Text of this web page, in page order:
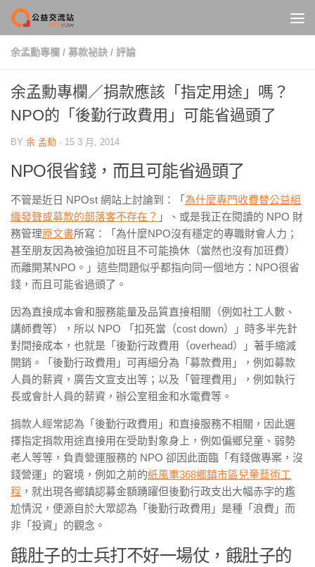
Skip to content
余孟勳專欄 / 募款祕訣 / 評論
余孟勳專欄／捐款應該「指定用途」嗎？
NPO的「後勤行政費用」可能省過頭了
BY 余 孟勳 · 15 3 月, 2014
NPO很省錢，而且可能省過頭了
不管是近日 NPOst 網站上討論到：「 為什麼專門收費替公益組
織發聲或募款的部落客不存在？ 」、或是我正在閱讀的 NPO 財
務管理原文書所寫：「為什麼NPO沒有穩定的專職財會人力；
甚至朋友因為被強迫加班且不可能換休（當然也沒有加班費）
而離開某NPO。」這些問題似乎都指向同一個地方： NPO很省
錢，而且可能省過頭了。
因為直接成本會和服務能量及品質直接相關（例如社工人數、
講師費等），所以 NPO 「扣死當（cost down）」時多半先針
對間接成本，也就是「後勤行政費用（overhead）」著手縮減
開銷。「後勤行政費用」可再細分為「募款費用」，例如募款
人員的薪資，廣告文宣支出等；以及「管理費用」，例如執行
長或會計人員的薪資，辦公室租金和水電費等。
捐款人經常認為「後勤行政費用」和直接服務不相關，因此選
擇指定捐款用途直接用在受助對象身上，例如偏鄉兒童、弱勢
老人等等，負責營運服務的 NPO 卻因此面臨「有錢做專案，沒
錢營運」的窘境，例如之前的紙風車368鄉鎮市區兒童藝術工
程 ，就出現各鄉鎮認募金額踴躍但後勤行政支出大幅赤字的尷
尬情況，便源自於大眾認為「後勤行政費用」是種「浪費」而
非「投資」的觀念。
餓肚子的士兵打不好一場仗，餓肚子的